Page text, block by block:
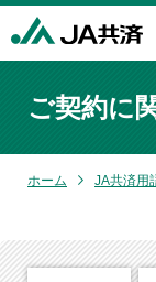
ご契約に
ホーム JA共済用